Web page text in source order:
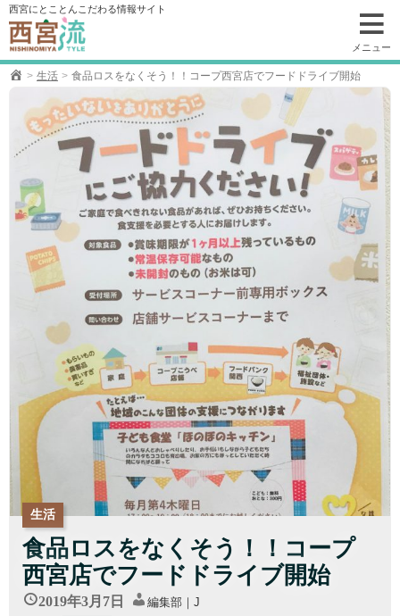
コ
ン
テ
ン
西宮にとことんこだわる情報サイト
メニュー
生活 食品ロスをなくそう！！コープ西宮店でフードドライブ開始
生活
食品ロスをなくそう！！コープ
西宮店でフードドライブ開始
2019年3月7日 編集部｜J